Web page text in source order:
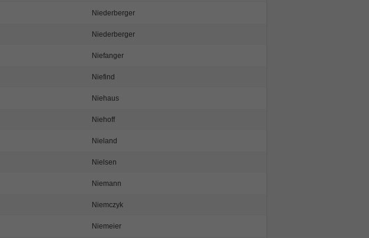
Niederberger
Niederberger
Niefanger
Niefind
Niehaus
Niehoff
Nieland
Nielsen
Niemann
Niemczyk
Niemeier